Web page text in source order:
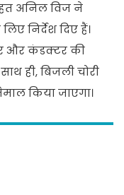
अनिल विज ने
निर्देश दिए हैं।
और कंडक्टर की
ही, बिजली चोरी
किया जाएगा।